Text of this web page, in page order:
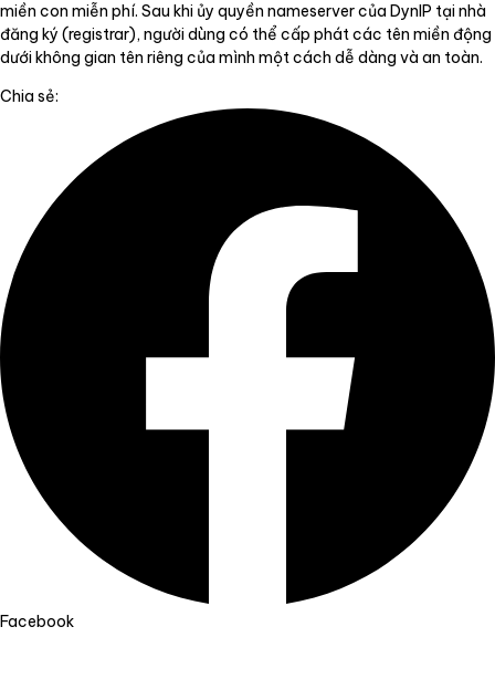
miền con miễn phí. Sau khi ủy quyền nameserver của DynIP tại nhà
đăng ký (registrar), người dùng có thể cấp phát các tên miền động
dưới không gian tên riêng của mình một cách dễ dàng và an toàn.
Chia sẻ:
Facebook